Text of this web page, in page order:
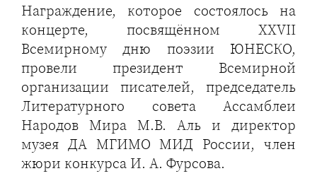
Награждение, которое состоялось на
концерте, посвящённом XXVII
Всемирному дню поэзии ЮНЕСКО,
провели президент Всемирной
организации писателей, председатель
Литературного совета Ассамблеи
Народов Мира М.В. Аль и директор
музея ДА МГИМО МИД России, член
жюри конкурса И. А. Фурсова.